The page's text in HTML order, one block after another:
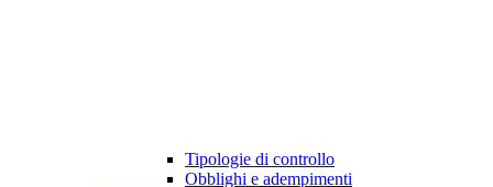
Tipologie di controllo
Obblighi e adempimenti